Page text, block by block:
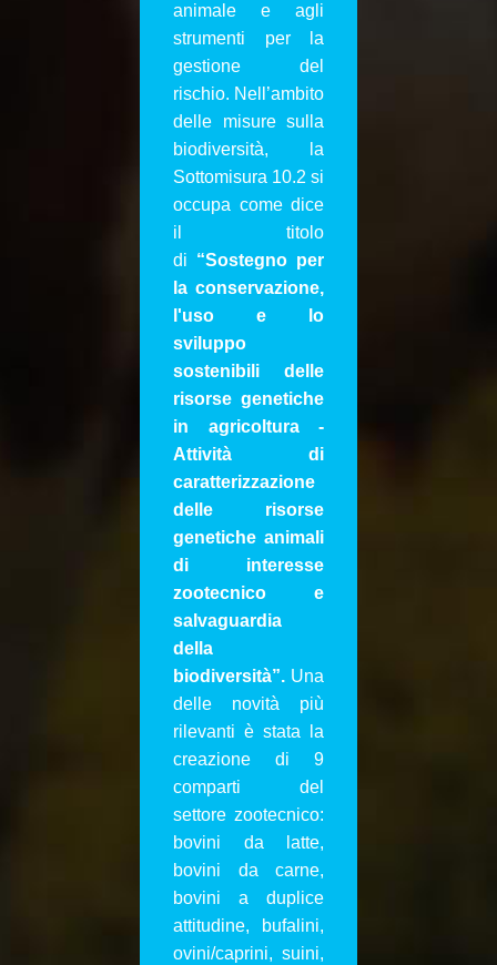
animale e agli
strumenti per la
gestione del
rischio. Nell’ambito
delle misure sulla
biodiversità, la
Sottomisura 10.2 si
occupa come dice
il titolo
di “Sostegno per
la conservazione,
l'uso e lo
sviluppo
sostenibili delle
risorse genetiche
in agricoltura -
Attività di
caratterizzazione
delle risorse
genetiche animali
di interesse
zootecnico e
salvaguardia
della
biodiversità”. Una
delle novità più
rilevanti è stata la
creazione di 9
comparti del
settore zootecnico:
bovini da latte,
bovini da carne,
bovini a duplice
attitudine, bufalini,
ovini/caprini, suini,